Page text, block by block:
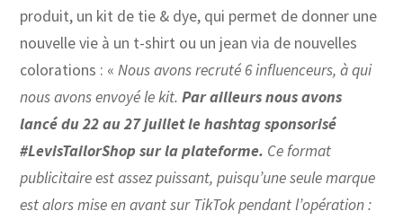
produit, un kit de tie & dye, qui permet de donner une
nouvelle vie à un t-shirt ou un jean via de nouvelles
colorations : «Nous avons recruté 6 influenceurs, à qui
nous avons envoyé le kit.Par ailleurs nous avons
lancé du 22 au 27 juillet le hashtag sponsorisé
#LevisTailorShop sur la plateforme. Ce format
publicitaire est assez puissant, puisqu’une seule marque
est alors mise en avant sur TikTok pendant l’opération :